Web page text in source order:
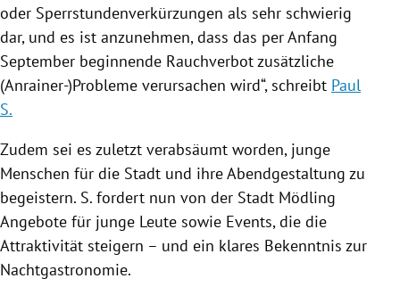
oder Sperrstundenverkürzungen als sehr schwierig
dar, und es ist anzunehmen, dass das per Anfang
September beginnende Rauchverbot zusätzliche
(Anrainer-)Probleme verursachen wird“, schreibt Paul
S.
Zudem sei es zuletzt verabsäumt worden, junge
Menschen für die Stadt und ihre Abendgestaltung zu
begeistern. S. fordert nun von der Stadt Mödling
Angebote für junge Leute sowie Events, die die
Attraktivität steigern – und ein klares Bekenntnis zur
Nachtgastronomie.